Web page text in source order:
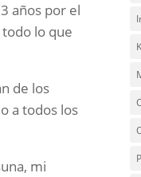
años por el
lo que
de los
a todos los
mi